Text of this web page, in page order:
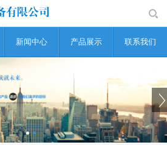
新闻中心 产品展示 联系我们